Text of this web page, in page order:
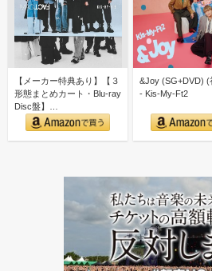
【メーカー特典あり】【３
形態まとめカート・Blu-ray
Disc盤】
MAGFACT(3AL+2B…
&Joy (SG+DVD) (
- Kis-My-Ft2